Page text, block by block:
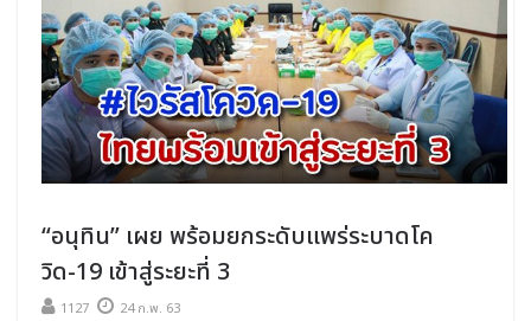
“อนุทิน” เผย พร้อมยกระดับแพร่ระบาดโค
วิด-19 เข้าสู่ระยะที่ 3
1127 24 ก.พ. 63